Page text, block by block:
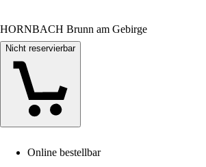
HORNBACH Brunn am Gebirge
Nicht reservierbar
Online bestellbar